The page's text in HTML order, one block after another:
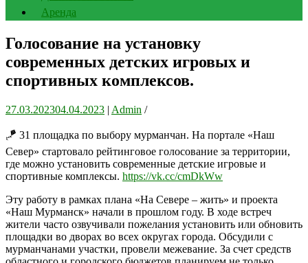
Аренда
Голосование на установку
современных детских игровых и
спортивных комплексов.
27.03.202304.04.2023 | Admin /
🪁 31 площадка по выбору мурманчан. На портале «Наш
Север» стартовало рейтинговое голосование за территории,
где можно установить современные детские игровые и
спортивные комплексы. https://vk.cc/cmDkWw
Эту работу в рамках плана «На Севере – жить» и проекта
«Наш Мурманск» начали в прошлом году. В ходе встреч
жители часто озвучивали пожелания установить или обновить
площадки во дворах во всех округах города. Обсудили с
мурманчанами участки, провели межевание. За счет средств